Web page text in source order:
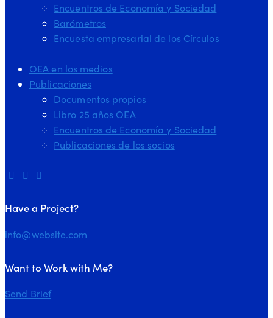
Encuentros de Economía y Sociedad
Barómetros
Encuesta empresarial de los Círculos
OEA en los medios
Publicaciones
Documentos propios
Libro 25 años OEA
Encuentros de Economía y Sociedad
Publicaciones de los socios
Have a Project?
info@website.com
Want to Work with Me?
Send Brief